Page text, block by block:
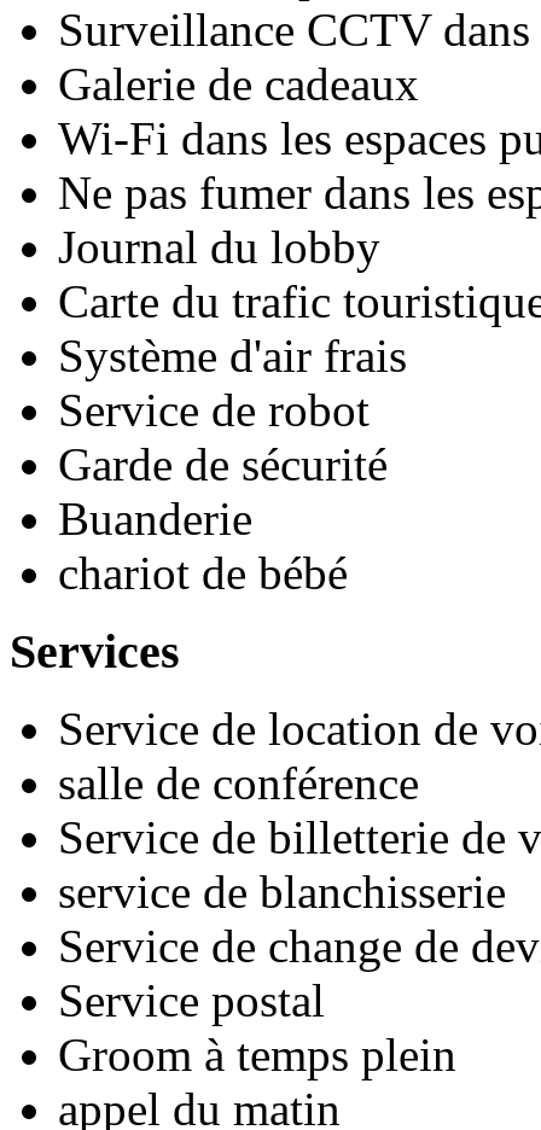
Surveillance CCTV dans
Galerie de cadeaux
Wi-Fi dans les espaces
Ne pas fumer dans les
Journal du lobby
Carte du trafic
Système d'air frais
Service de robot
Garde de sécurité
Buanderie
chariot de bébé
Services
Service de location de
salle de conférence
Service de billetterie de
service de blanchisserie
Service de change de
Service postal
Groom à temps plein
appel du matin